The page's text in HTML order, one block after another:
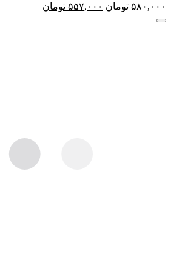
۵۸۰,۰۰۰ تومان ۵۵۷,۰۰۰ تومان